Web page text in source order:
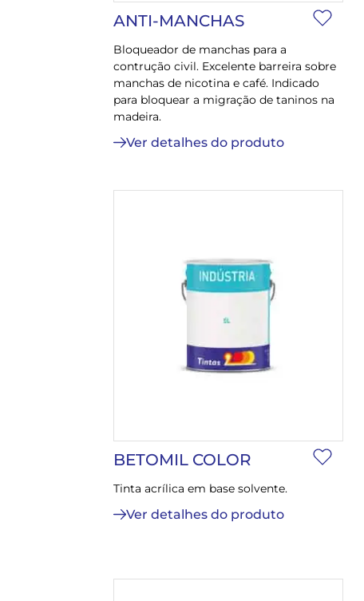
ANTI-MANCHAS
Bloqueador de manchas para a
contrução civil. Excelente barreira sobre
manchas de nicotina e café. Indicado
para bloquear a migração de taninos na
madeira.
Ver detalhes do produto
BETOMIL COLOR
Tinta acrílica em base solvente.
Ver detalhes do produto